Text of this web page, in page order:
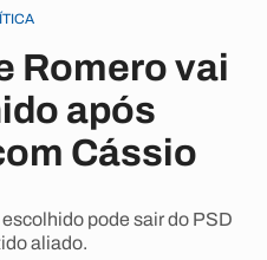
Romero vai
após
Cássio
pode sair do PSD
aliado.